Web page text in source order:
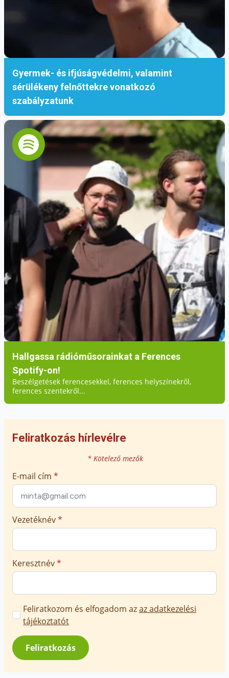
Gyermek- és ifjúságvédelmi, valamint
sérülékeny felnőttekre vonatkozó
szabályzatunk
Hallgassa rádióműsorainkat a Ferences
Spotify-on!
Beszélgetések ferencesekkel, ferences helyszínekről,
ferences szentekről...
Feliratkozás hírlevélre
* Kötelező mezők
E-mail cím *
Vezetéknév*
Keresztnév*
Marketing
üzenetek
jóváhagyása
*
Feliratkozom és elfogadom azaz adatkezelési
tájékoztatót
Feliratkozás